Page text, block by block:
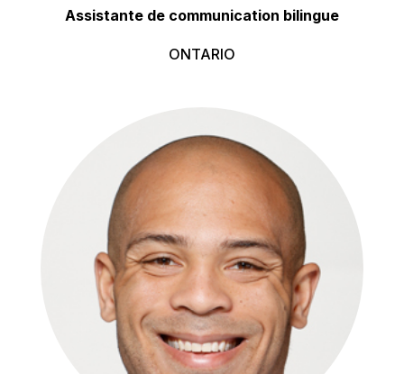
Assistante de communication bilingue
ONTARIO